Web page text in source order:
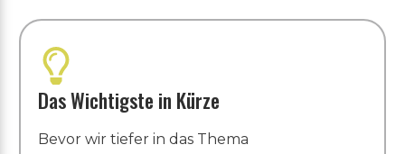
Das Wichtigste in Kürze
Bevor wir tiefer in das Thema